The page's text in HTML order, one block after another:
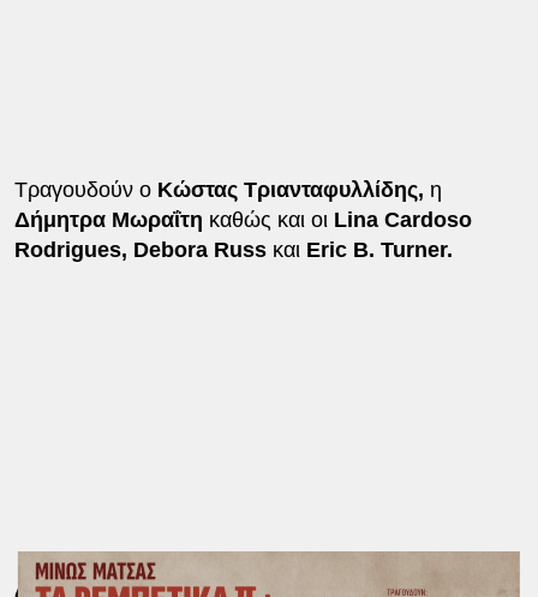
Τραγουδούν ο Κώστας Τριανταφυλλίδης, η
Δήμητρα Μωραΐτη καθώς και οι Lina Cardoso
Rodrigues, Debora Russ και Eric B. Turner.
Διαβάστε επίσης: